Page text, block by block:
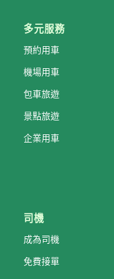
多元服務
預約用車
機場用車
包車旅遊
景點旅遊
企業用車
司機
成為司機
免費接單